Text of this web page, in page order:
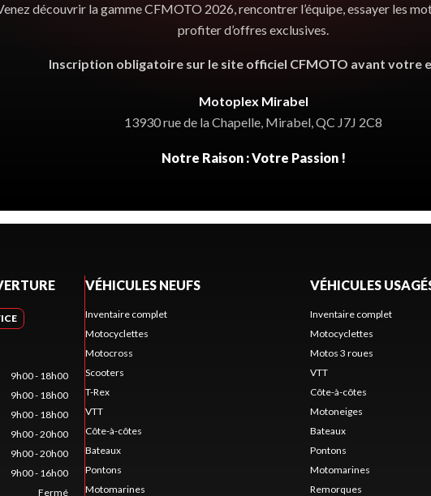
découvrir la gamme CFMOTO 2026, rencontrer l’équipe, essayer les
profiter d’offres exclusives.
Inscription obligatoire sur le site officiel CFMOTO avant votre
Motoplex Mirabel
13930 rue de la Chapelle, Mirabel, QC J7J 2C8
Notre Raison : Votre Passion !
9h00 - 18h00
9h00 - 18h00
9h00 - 18h00
9h00 - 20h00
9h00 - 20h00
9h00 - 16h00
Fermé
VÉHICULES NEUFS
Inventaire complet
Motocyclettes
Motocross
Scooters
T-Rex
VTT
Côte-à-côtes
Bateaux
Pontons
Motomarines
VÉHICULES
Inventaire complet
Motocyclettes
Motos 3 roues
VTT
Côte-à-côtes
Motoneiges
Bateaux
Pontons
Motomarines
Remorques